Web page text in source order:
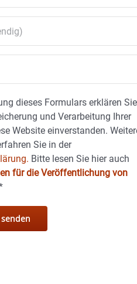
dieses Formulars erklären Sie
und Verarbeitung Ihrer
Website einverstanden.
Sie in der
Bitte lesen Sie hier auch
für die Veröffentlichung von